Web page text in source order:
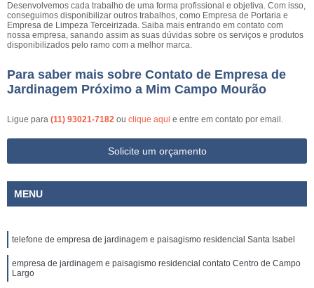
Desenvolvemos cada trabalho de uma forma profissional e objetiva. Com isso,
conseguimos disponibilizar outros trabalhos, como Empresa de Portaria e
Empresa de Limpeza Terceirizada. Saiba mais entrando em contato com
nossa empresa, sanando assim as suas dúvidas sobre os serviços e produtos
disponibilizados pelo ramo com a melhor marca.
Para saber mais sobre Contato de Empresa de
Jardinagem Próximo a Mim Campo Mourão
Ligue para (11) 93021-7182 ou clique aqui e entre em contato por email.
Solicite um orçamento
MENU
telefone de empresa de jardinagem e paisagismo residencial Santa Isabel
empresa de jardinagem e paisagismo residencial contato Centro de Campo
Largo